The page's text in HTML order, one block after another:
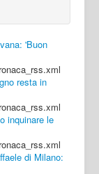
'Buon
resta in
inquinare le
di Milano: